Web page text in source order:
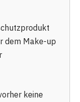
dem Make-up
keine